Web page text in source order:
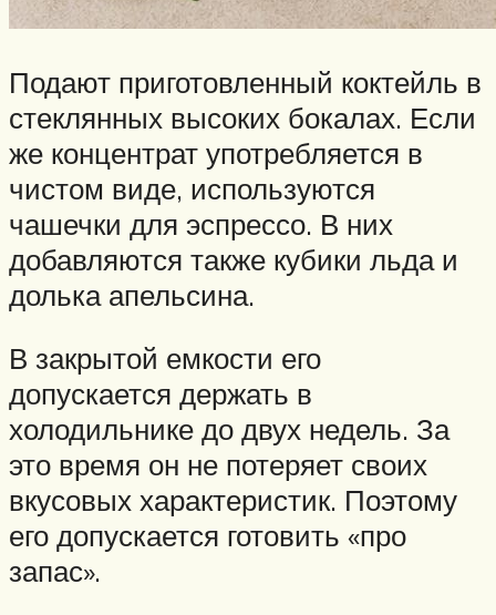
Подают приготовленный коктейль в
стеклянных высоких бокалах. Если
же концентрат употребляется в
чистом виде, используются
чашечки для эспрессо. В них
добавляются также кубики льда и
долька апельсина.
В закрытой емкости его
допускается держать в
холодильнике до двух недель. За
это время он не потеряет своих
вкусовых характеристик. Поэтому
его допускается готовить «про
запас».